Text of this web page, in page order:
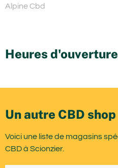
Alpine Cbd
Heures
Un autre CBD
Voici une liste de magasins
CBD à Scionzier.